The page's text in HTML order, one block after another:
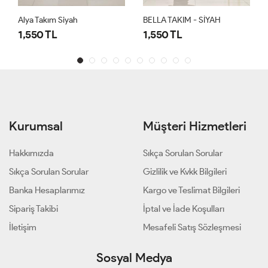
Alya Takım Siyah
1,550 TL
BELLA TAKIM - SİYAH
1,550 TL
Kurumsal
Hakkımızda
Sıkça Sorulan Sorular
Banka Hesaplarımız
Sipariş Takibi
İletişim
Müşteri Hizmetleri
Sıkça Sorulan Sorular
Gizlilik ve Kvkk Bilgileri
Kargo ve Teslimat Bilgileri
İptal ve İade Koşulları
Mesafeli Satış Sözleşmesi
Sosyal Medya